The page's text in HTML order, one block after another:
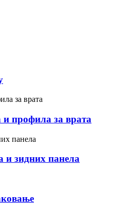
профила за врата
зидних панела